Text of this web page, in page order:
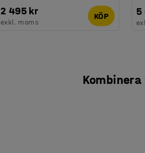
2 495 kr
exkl. moms
KÖP 5
Kombinera